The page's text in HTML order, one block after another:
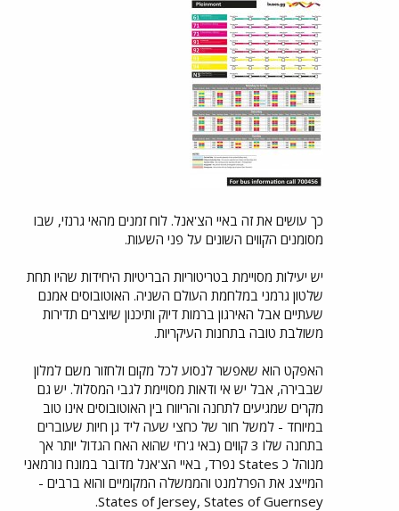
כך עושים את זה באיי הצ'אנל. לוח זמנים מהאי גרנזי, שבו
מסומנים הקווים השונים על פני השעות.
יש יעילות מסויימת בטריטוריות הבריטיות היחידות שהיו תחת
שלטון גרמני במלחמת העולם השניה. האוטובוסים אמנם
שעתיים אבל האירגון ברמות דיוק ותיכנון שיוצרים תדירות
משולבת טובה בתחנות העיקריות.
האפקט הוא שאפשר לנסוע לכל מקום ולחזור משם למלון
שבבירה, אבל יש אי ודאות מסויימת לגבי המסלול. יש גם
מקרים שמגיעים לתחנה והריווח בין האוטובוסים אינו טוב
במיוחד - למשל חור של כחצי שעה ליד גן חיות שעוברים
בתחנה שלו 3 קווים (באי ג'רזי שהוא האח הגדול יותר אך
מנוהל כ States נפרד, באיי הצ'אנל מדובר במונח נורמאני
המייצג את הפרלמנט והממשלה המקומיים והוא ברבים -
States of Jersey, States of Guernsey.